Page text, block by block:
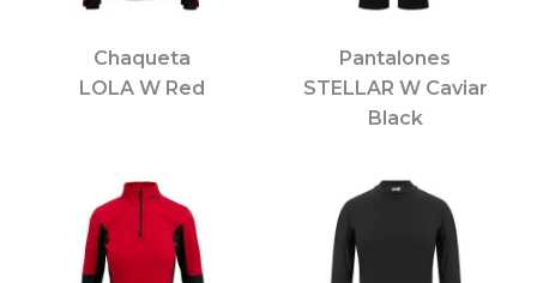
Chaqueta
LOLA W Red
Pantalones
STELLAR W Caviar
Black